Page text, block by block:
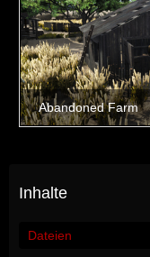
Inhalte
Dateien